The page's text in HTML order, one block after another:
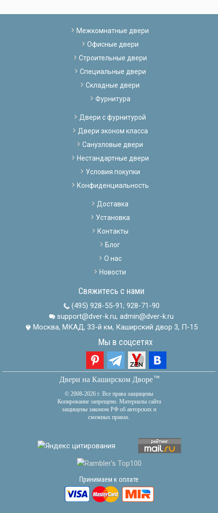
Межкомнатные двери
Офисные двери
Строительные двери
Специальные двери
Складные двери
Фурнитура
Двери с фурнитурой
Двери эконом класса
Санузловые двери
Нестандартные двери
Условия покупки
Конфиденциальность
Доставка
Установка
Контакты
Блог
О нас
Новости
Свяжитесь с нами
(495) 928-55-91; 928-71-90
support@dver-k.ru, admin@dver-k.ru
Москва, МКАД, 33-й км, Каширский двор 3, П-15
Мы в соцсетях
Двери на Каширском Дворетм
© 2008-2026 г. Все права защищены
Копирование запрещено. Материалы сайта
защищены законом РФ об авторских и
смежных правах.
Принимаем к оплате